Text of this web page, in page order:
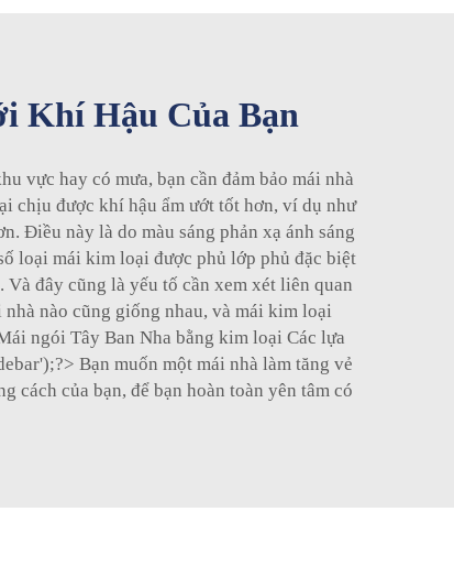
Khí Hậu Của Bạn
vực hay có mưa, bạn cần đảm bảo mái nhà
chịu được khí hậu ẩm ướt tốt hơn, ví dụ như
Điều này là do màu sáng phản xạ ánh sáng
loại mái kim loại được phủ lớp phủ đặc biệt
đây cũng là yếu tố cần xem xét liên quan
nào cũng giống nhau, và mái kim loại
ngói Tây Ban Nha bằng kim loại Các lựa
Bạn muốn một mái nhà làm tăng vẻ
cách của bạn, để bạn hoàn toàn yên tâm có